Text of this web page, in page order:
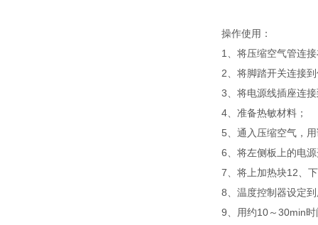
操作使用：
1、将压缩空气管连
2、将脚踏开关连接
3、将电源线插座连
4、准备热敏材料；
5、通入压缩空气，
6、将左侧板上的电
7、将上加热块12、
8、温度控制器设定
9、用约10～30min